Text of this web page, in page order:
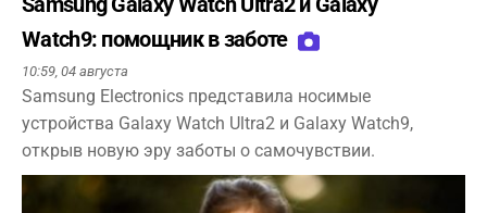
Watch9: помощник в заботе
10:59, 04 августа
Samsung Electronics представила носимые
устройства Galaxy Watch Ultra2 и Galaxy Watch9,
открыв новую эру заботы о самочувствии.